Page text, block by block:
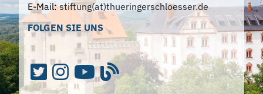
E-Mail:stiftung(at)thueringerschloesser.de
FOLGEN SIE UNS